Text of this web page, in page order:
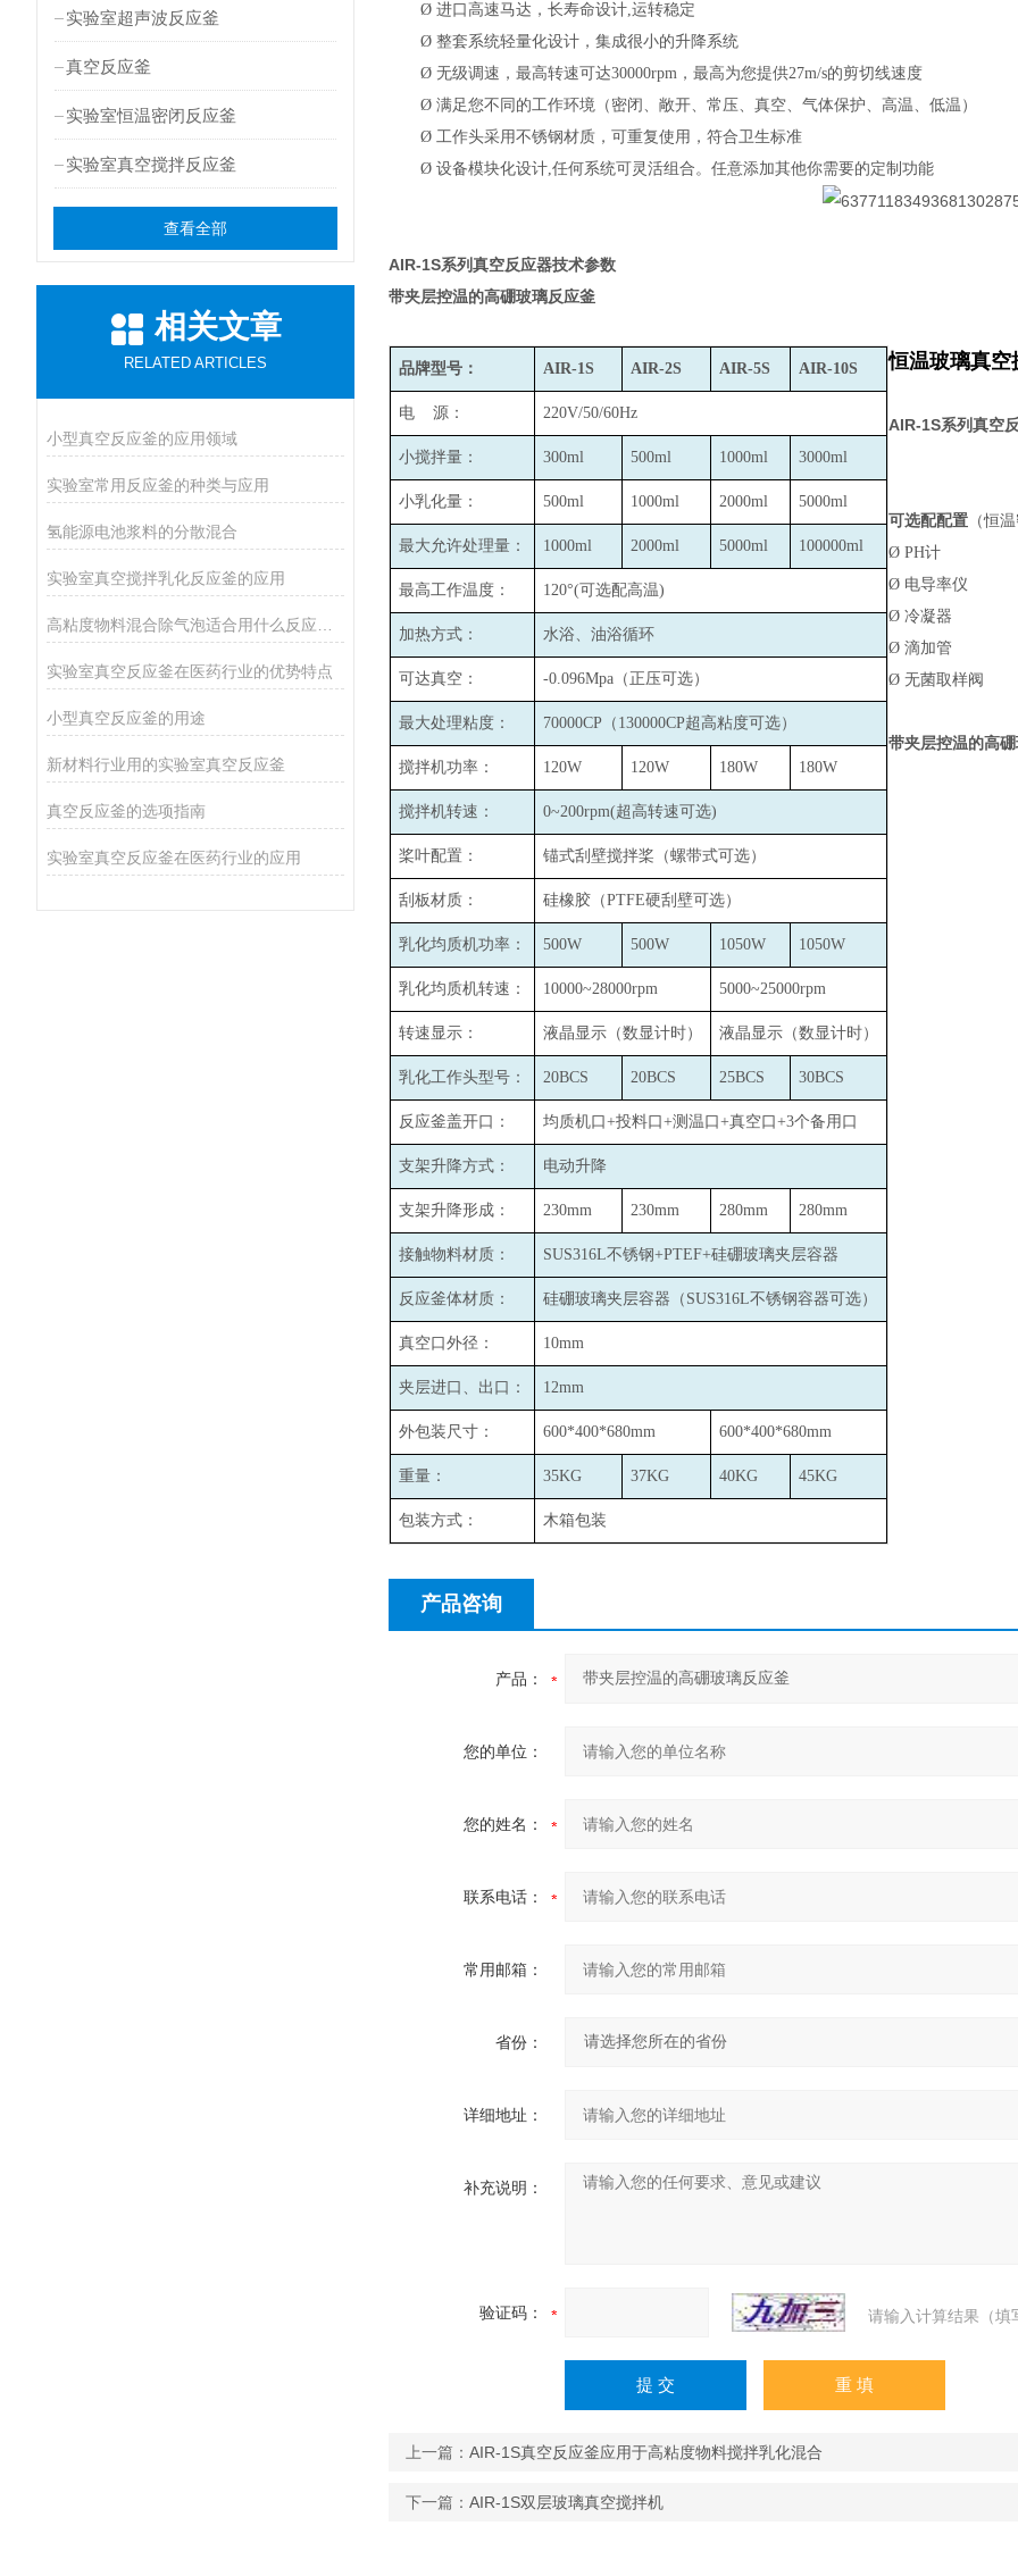
实验室超声波反应釜
真空反应釜
实验室恒温密闭反应釜
实验室真空搅拌反应釜
查看全部
相关文章
RELATED ARTICLES
小型真空反应釜的应用领域
实验室常用反应釜的种类与应用
氢能源电池浆料的分散混合
实验室真空搅拌乳化反应釜的应用
实验室真空反应釜在医药行业的优势特点
小型真空反应釜的用途
新材料行业用的实验室真空反应釜
真空反应釜的选项指南
实验室真空反应釜在医药行业的应用
Ø 进口高速马达，长寿命设计,运转稳定
Ø 整套系统轻量化设计，集成很小的升降系统
Ø 无级调速，最高转速可达30000rpm，最高为您提供27m/s的剪切线速度
Ø 满足您不同的工作环境（密闭、敞开、常压、真空、气体保护、高温、低温）
Ø 工作头采用不锈钢材质，可重复使用，符合卫生标准
Ø 设备模块化设计,任何系统可灵活组合。任意添加其他你需要的定制功能
AIR-1S系列真空反应器技术参数
带夹层控温的高硼玻璃反应釜
品牌型号： AIR-1S AIR-2S AIR-5S AIR-10S
电 源： 220V/50/60Hz
小搅拌量： 300ml 500ml 1000ml 3000ml
小乳化量： 500ml 1000ml 2000ml 5000ml
最大允许处理量： 1000ml 2000ml 5000ml 100000ml
最高工作温度： 120°(可选配高温)
加热方式： 水浴、油浴循环
可达真空： -0.096Mpa （正压可选）
最大处理粘度： 70000CP （130000CP超高粘度可选）
搅拌机功率： 120W 120W 180W 180W
搅拌机转速： 0~200rpm(超高转速可选)
桨叶配置： 锚式刮壁搅拌桨（螺带式可选）
刮板材质： 硅橡胶（PTFE硬刮壁可选）
乳化均质机功率： 500W 500W 1050W 1050W
乳化均质机转速： 10000~28000rpm 5000~25000rpm
转速显示： 液晶显示（数显计时） 液晶显示（数显计时）
乳化工作头型号： 20BCS 20BCS 25BCS 30BCS
反应釜盖开口： 均质机口+投料口+测温口+真空口+3个备用口
支架升降方式： 电动升降
支架升降形成： 230mm 230mm 280mm 280mm
接触物料材质： SUS316L不锈钢+PTEF+硅硼玻璃夹层容器
反应釜体材质： 硅硼玻璃夹层容器（SUS316L不锈钢容器可选）
真空口外径： 10mm
夹层进口、出口： 12mm
外包装尺寸： 600*400*680mm 600*400*680mm
重量： 35KG 37KG 40KG 45KG
包装方式： 木箱包装
恒温玻璃真空
AIR-1S系列真空
可选配配置 （恒
Ø PH计
Ø 电导率仪
Ø 冷凝器
Ø 滴加管
Ø 无菌取样阀
带夹层控温的高
产品咨询
产品：
您的单位：
您的姓名：
联系电话：
常用邮箱：
省份：
详细地址：
补充说明：
验证码： 请输入计算结果（填
上一篇： AIR-1S真空反应釜应用于高粘度物料搅拌乳化混合
下一篇： AIR-1S双层玻璃真空搅拌机